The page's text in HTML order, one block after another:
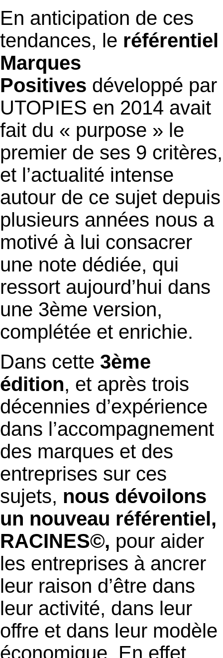
En anticipation de ces
tendances, le référentiel
Marques
Positives développé par
UTOPIES en 2014 avait
fait du « purpose » le
premier de ses 9 critères,
et l’actualité intense
autour de ce sujet depuis
plusieurs années nous a
motivé à lui consacrer
une note dédiée, qui
ressort aujourd’hui dans
une 3ème version,
complétée et enrichie.
Dans cette 3ème
édition, et après trois
décennies d’expérience
dans l’accompagnement
des marques et des
entreprises sur ces
sujets, nous dévoilons
un nouveau référentiel,
RACINES©, pour aider
les entreprises à ancrer
leur raison d’être dans
leur activité, dans leur
offre et dans leur modèle
économique. En effet,